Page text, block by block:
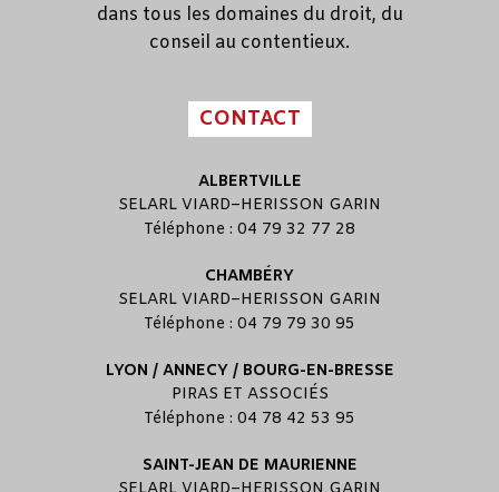
dans tous les domaines du droit, du
conseil au contentieux.
CONTACT
ALBERTVILLE
SELARL VIARD–HERISSON GARIN
Téléphone : 04 79 32 77 28
CHAMBÉRY
SELARL VIARD–HERISSON GARIN
Téléphone : 04 79 79 30 95
LYON / ANNECY / BOURG-EN-BRESSE
PIRAS ET ASSOCIÉS
Téléphone : 04 78 42 53 95
SAINT-JEAN DE MAURIENNE